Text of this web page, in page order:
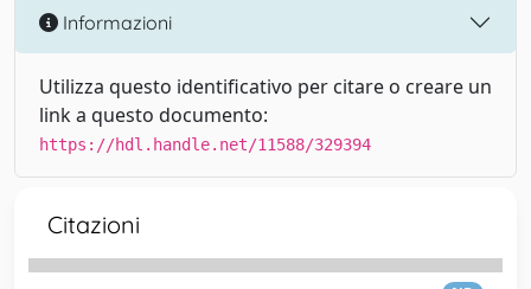
Informazioni
Utilizza questo identificativo per citare o creare un
link a questo documento:
https://hdl.handle.net/11588/329394
Citazioni